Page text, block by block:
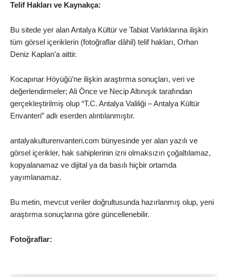
Telif Hakları ve Kaynakça:
Bu sitede yer alan Antalya Kültür ve Tabiat Varlıklarına ilişkin
tüm görsel içeriklerin (fotoğraflar dâhil) telif hakları, Orhan
Deniz Kaplan’a aittir.
Kocapınar Höyüğü’ne ilişkin araştırma sonuçları, veri ve
değerlendirmeler; Ali Önce ve Necip Altınışık tarafından
gerçekleştirilmiş olup “T.C. Antalya Valiliği – Antalya Kültür
Envanteri” adlı eserden alıntılanmıştır.
antalyakulturenvanteri.com bünyesinde yer alan yazılı ve
görsel içerikler, hak sahiplerinin izni olmaksızın çoğaltılamaz,
kopyalanamaz ve dijital ya da basılı hiçbir ortamda
yayımlanamaz.
Bu metin, mevcut veriler doğrultusunda hazırlanmış olup, yeni
araştırma sonuçlarına göre güncellenebilir.
Fotoğraflar: